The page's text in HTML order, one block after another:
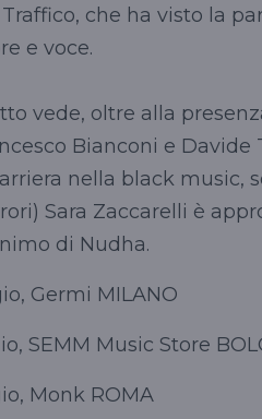
che ha visto la
e voce.
vede, oltre alla
Bianconi e Davide
nella black music,
Sara Zaccarelli è
di Nudha.
Germi MILANO
SEMM Music Store
Monk ROMA